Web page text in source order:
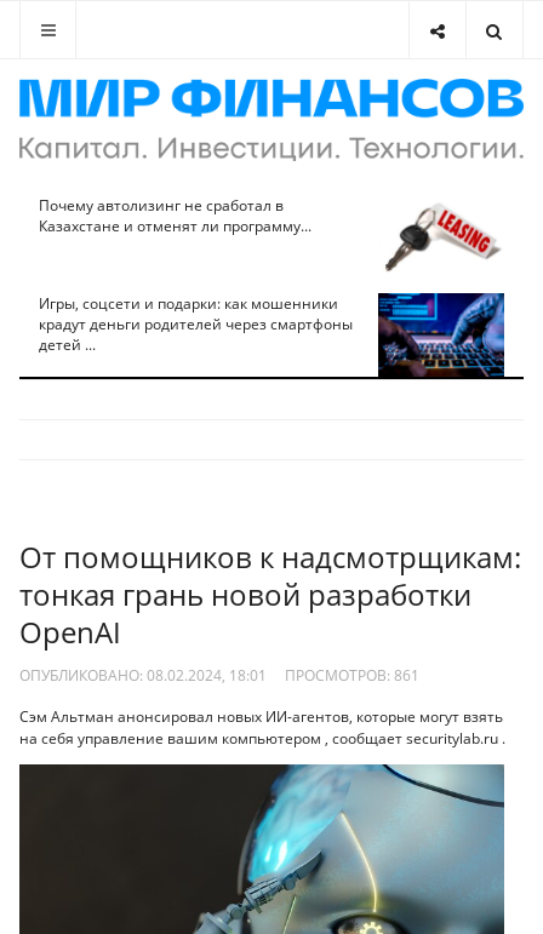
Почему автолизинг не сработал в
Казахстане и отменят ли программу...
Игры, соцсети и подарки: как мошенники
крадут деньги родителей через смартфоны
детей ...
От помощников к надсмотрщикам:
тонкая грань новой разработки
OpenAI
ОПУБЛИКОВАНО: 08.02.2024, 18:01 ПРОСМОТРОВ: 861
Сэм Альтман анонсировал новых ИИ-агентов, которые могут взять
на себя управление вашим компьютером , сообщает securitylab.ru .